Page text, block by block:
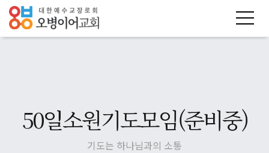
50일소원기도모임(준비중)
기도는 하나님과의 소통